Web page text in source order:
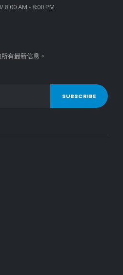
8:00 AM - 8:00 PM
有最新信息。